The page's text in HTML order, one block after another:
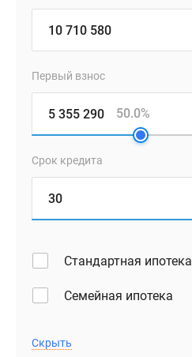
Первый взнос
50.0%
Срок кредита
Стандартная ипотека
Семейная ипотека
Скрыть